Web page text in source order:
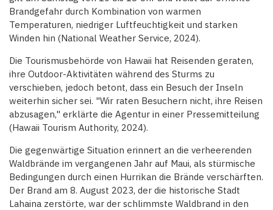
Brandgefahr durch Kombination von warmen
Temperaturen, niedriger Luftfeuchtigkeit und starken
Winden hin (National Weather Service, 2024).
Die Tourismusbehörde von Hawaii hat Reisenden geraten,
ihre Outdoor-Aktivitäten während des Sturms zu
verschieben, jedoch betont, dass ein Besuch der Inseln
weiterhin sicher sei. "Wir raten Besuchern nicht, ihre Reisen
abzusagen," erklärte die Agentur in einer Pressemitteilung
(Hawaii Tourism Authority, 2024).
Die gegenwärtige Situation erinnert an die verheerenden
Waldbrände im vergangenen Jahr auf Maui, als stürmische
Bedingungen durch einen Hurrikan die Brände verschärften.
Der Brand am 8. August 2023, der die historische Stadt
Lahaina zerstörte, war der schlimmste Waldbrand in den